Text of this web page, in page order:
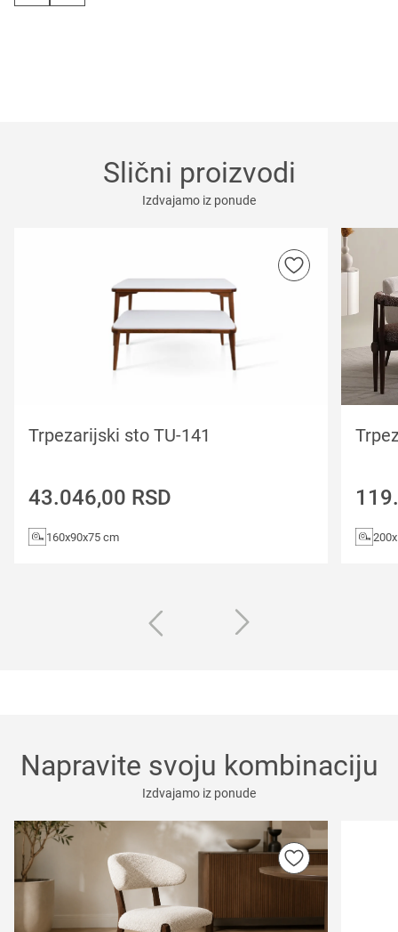
Slični proizvodi
Izdvajamo iz ponude
Trpezarijski sto TU-141
43.046,00 RSD
160x90x75 cm
Napravite svoju kombinaciju
Izdvajamo iz ponude